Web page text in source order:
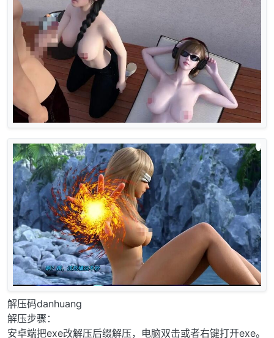
解压码danhuang
解压步骤：
安卓端把exe改解压后缀解压，电脑双击或者右键打开exe。